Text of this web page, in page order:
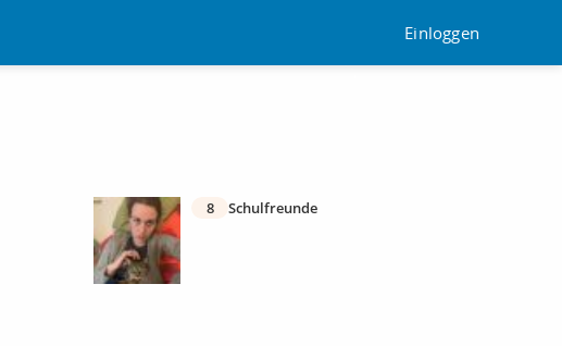
Einloggen
8 Schulfreunde